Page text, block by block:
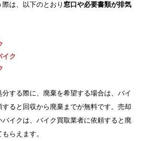
は、以下のとおり 窓口や必要書類が排気
ク
分する際に、廃棄を希望する場合は、バイ
ると回収から廃棄までが無料です。売却
イクは、バイク買取業者に依頼すると廃
らえます。